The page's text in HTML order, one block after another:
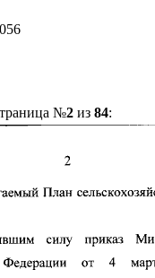
№2из 84: